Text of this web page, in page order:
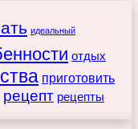
идеальный
отдых
приготовить
рецепт рецепты